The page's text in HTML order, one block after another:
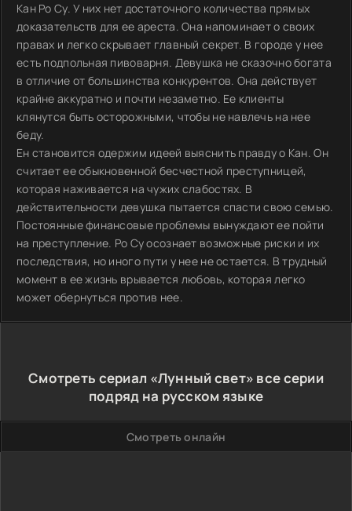
Кан Ро Су. У них нет достаточного количества прямых
доказательств для ее ареста. Она напоминает о своих
правах и легко скрывает главный секрет. В городе у нее
есть подпольная пивоварня. Девушка не сказочно богата
в отличие от большинства конкурентов. Она действует
крайне аккуратно и почти незаметно. Ее клиенты
клянутся быть осторожными, чтобы не навлечь на нее
беду.
Ен становится одержим идеей выяснить правду о Кан. Он
считает ее обыкновенной бесчестной преступницей,
которая наживается на чужих слабостях. В
действительности девушка пытается спасти свою семью.
Постоянные финансовые проблемы вынуждают ее пойти
на преступление. Ро Су осознает возможные риски и их
последствия, но иного пути у нее не остается. В трудный
момент в ее жизнь врывается любовь, которая легко
может обернуться против нее.
Смотреть сериал «Лунный свет» все серии
подряд на русском языке
Смотреть онлайн